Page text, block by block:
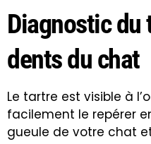
Diagnostic
dents du chat
Le tartre est visible à
facilement le repérer
gueule de votre chat